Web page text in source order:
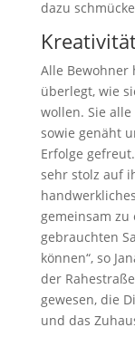
dazu
Alle Bewohner
überlegt, wie
wollen. Sie
sowie genäht
Erfolge
sehr stolz auf
gemeinsam zu
gebrauchten
können“, so
der
gewesen, die
und das